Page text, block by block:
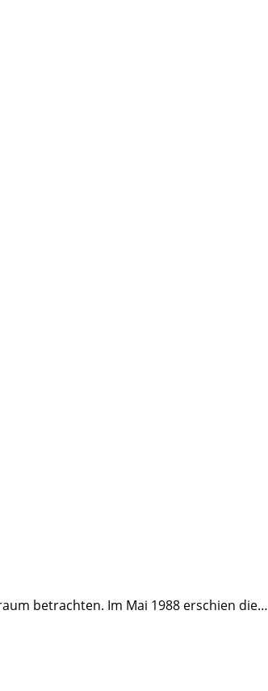
betrachten. Im Mai 1988 erschien die…